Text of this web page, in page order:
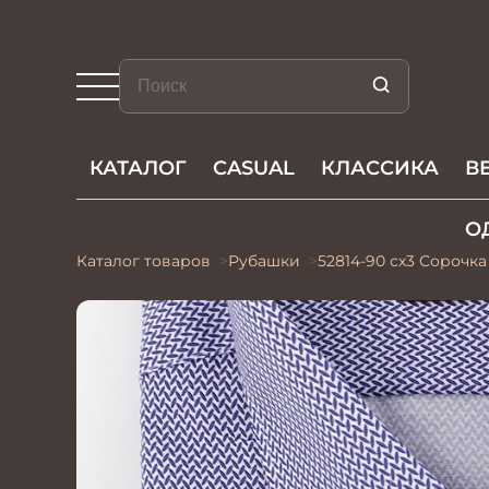
КАТАЛОГ CASUAL КЛАССИКА
Каталог товаров Рубашки 52814-90 сх3